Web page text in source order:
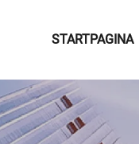
STARTPAGINA